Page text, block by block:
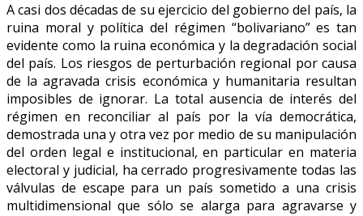
A casi dos décadas de su ejercicio del gobierno del país, la
ruina moral y política del régimen “bolivariano” es tan
evidente como la ruina económica y la degradación social
del país. Los riesgos de perturbación regional por causa
de la agravada crisis económica y humanitaria resultan
imposibles de ignorar. La total ausencia de interés del
régimen en reconciliar al país por la vía democrática,
demostrada una y otra vez por medio de su manipulación
del orden legal e institucional, en particular en materia
electoral y judicial, ha cerrado progresivamente todas las
válvulas de escape para un país sometido a una crisis
multidimensional que sólo se alarga para agravarse y